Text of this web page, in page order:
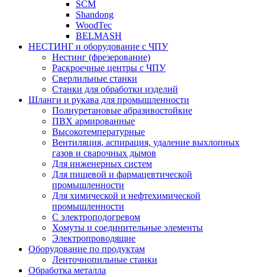
SCM
Shandong
WoodTec
BELMASH
НЕСТИНГ и оборудование с ЧПУ
Нестинг (фрезерование)
Раскроечные центры с ЧПУ
Сверлильные станки
Станки для обработки изделий
Шланги и рукава для промышленности
Полиуретановые абразивостойкие
ПВХ армированные
Высокотемпературные
Вентиляция, аспирация, удаление выхлопных
газов и сварочных дымов
Для инженерных систем
Для пищевой и фармацевтической
промышленности
Для химической и нефтехимической
промышленности
С электроподогревом
Хомуты и соединительные элементы
Электропроводящие
Оборудование по продуктам
Ленточнопильные станки
Обработка металла